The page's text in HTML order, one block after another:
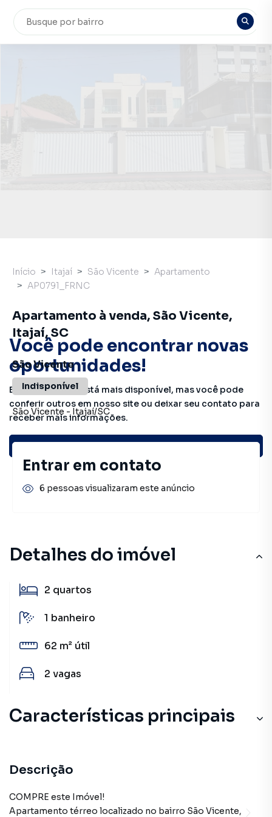
Você pode encontrar novas
oportunidades!
Este imóvel não está mais disponível, mas você pode
conferir outros em nosso site ou deixar seu contato para
receber mais informações.
Ver sugestões
Detalhes do imóvel
2 quartos
1 banheiro
62 m² útil
2 vagas
Características principais
Descrição
COMPRE este Imóvel!
Apartamento térreo localizado no bairro São Vicente,
Início Itajaí São Vicente
Apartamento
AP0791_FRNC
Apartamento à venda, São Vicente,
Itajaí, SC
São Vicente
Indisponível
São Vicente - Itajaí/SC
Entrar em contato
6 pessoas visualizaram este anúncio